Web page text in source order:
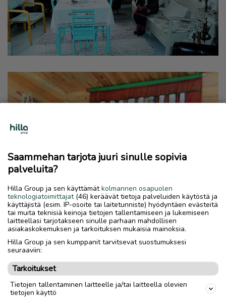
Saammehan tarjota juuri sinulle sopivia
palveluita?
Hilla Group ja sen käyttämätkolmannen osapuolen
teknologiatoimittajat(46) keräävät tietoja palveluiden käytöstä ja
käyttäjistä (esim. IP-osoite tai laitetunniste) hyödyntäen evästeitä
tai muita teknisiä keinoja tietojen tallentamiseen ja lukemiseen
laitteellasi tarjotakseen sinulle parhaan mahdollisen
asiakaskokemuksen ja tarkoituksen mukaisia mainoksia.
Hilla Group ja sen kumppanit tarvitsevat suostumuksesi
seuraaviin:
Tarkoitukset
Tietojen tallentaminen laitteelle ja/tai laitteella olevien
tietojen käyttö